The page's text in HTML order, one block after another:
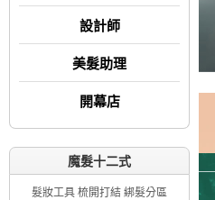
設計師
美髮助理
開幕店
魔髮十二式
髮妝工具 梳開打結 綁髮分區